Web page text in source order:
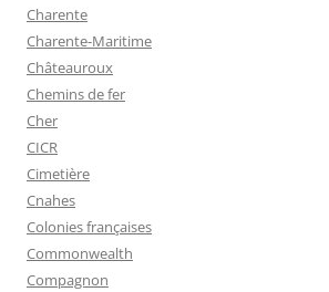
Charente
Charente-Maritime
Châteauroux
Chemins de fer
Cher
CICR
Cimetière
Cnahes
Colonies françaises
Commonwealth
Compagnon